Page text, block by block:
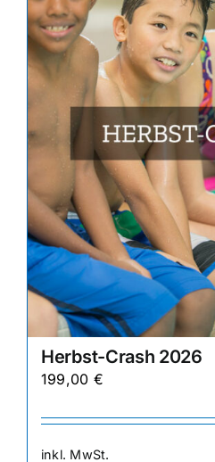
Optionen
können
auf
der
Produktseite
gewählt
werden
Herbst-Crash 2026
199,00 €
inkl. MwSt.